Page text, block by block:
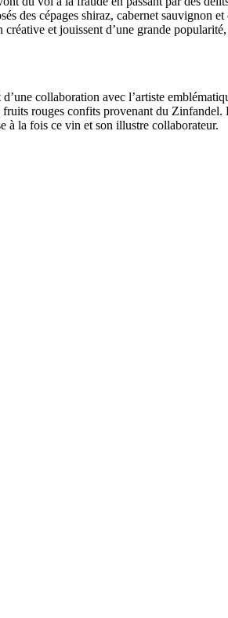
des cépages shiraz, cabernet sauvignon
et jouissent d’une grande
collaboration avec l’artiste
rouges confits provenant du
à la fois ce vin et son illustre collaborateur.